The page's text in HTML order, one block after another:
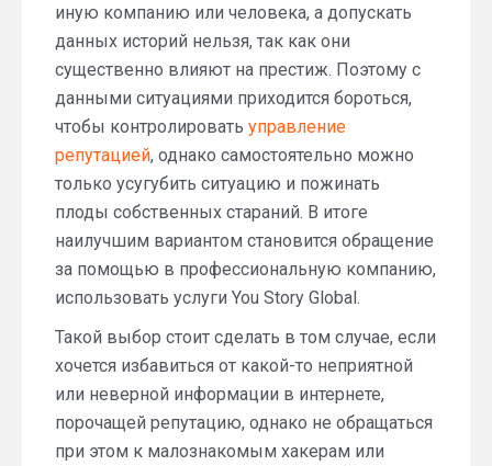
иную компанию или человека, а допускать
данных историй нельзя, так как они
существенно влияют на престиж. Поэтому с
данными ситуациями приходится бороться,
чтобы контролировать управление
репутацией, однако самостоятельно можно
только усугубить ситуацию и пожинать
плоды собственных стараний. В итоге
наилучшим вариантом становится обращение
за помощью в профессиональную компанию,
использовать услуги You Story Global.
Такой выбор стоит сделать в том случае, если
хочется избавиться от какой-то неприятной
или неверной информации в интернете,
порочащей репутацию, однако не обращаться
при этом к малознакомым хакерам или